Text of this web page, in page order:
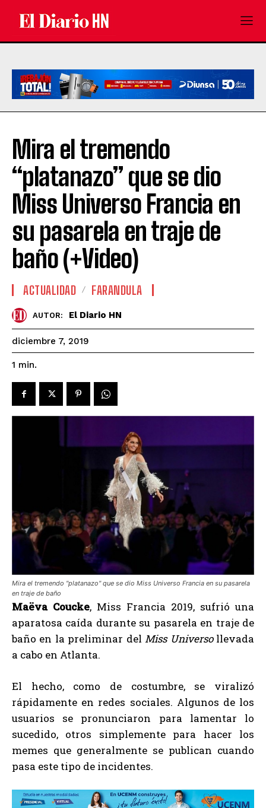
Mira el tremendo
“platanazo” que se dio
Miss Universo Francia en
su pasarela en traje de
baño (+Video)
ACTUALIDAD FARANDULA
AUTOR: El Diario HN
diciembre 7, 2019
1 min.
Mira el tremendo "platanazo" que se dio Miss Universo Francia en su pasarela
en traje de baño
Maëva Coucke, Miss Francia 2019, sufrió una
aparatosa caída durante su pasarela en traje de
baño en la preliminar delMiss Universollevada
a cabo en Atlanta.
El hecho, como de costumbre, se viralizó
rápidamente en redes sociales. Algunos de los
usuarios se pronunciaron para lamentar lo
sucedido, otros simplemente para hacer los
memes que generalmente se publican cuando
pasa este tipo de incidentes.